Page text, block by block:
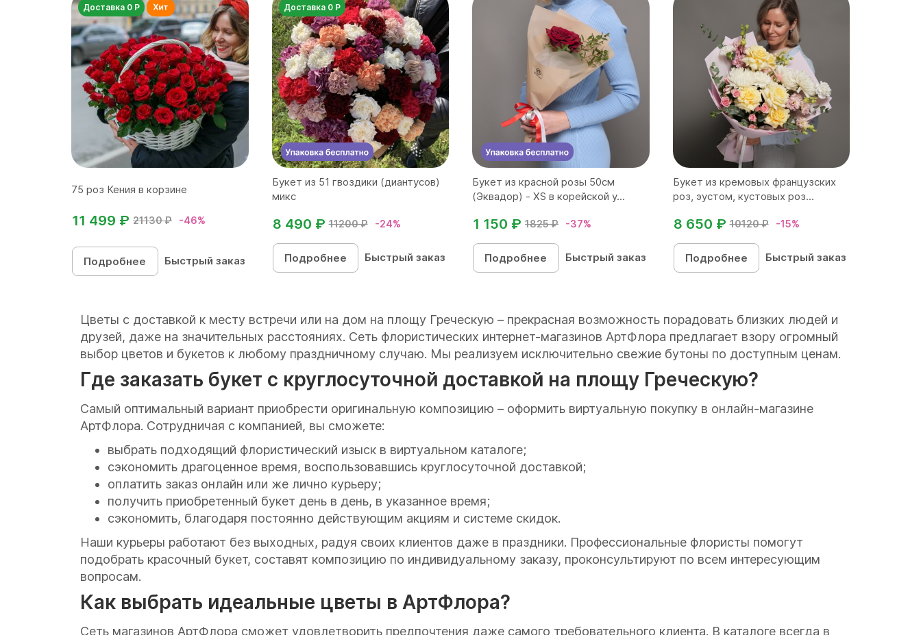
Доставка 0 Р
75 роз Кения в корзине
21130 ₽ -46%
11 499 ₽
Подробнее Быстрый заказ
Доставка 0 Р
Букет из 51 гвоздики (диантусов)
микс
11200 ₽ -24%
8 490 ₽
Подробнее Быстрый заказ
Букет из красной розы 50см
(Эквадор) - XS в корейской у...
1825 ₽ -37%
1 150 ₽
Подробнее Быстрый заказ
Букет из кремовых французских
роз, эустом, кустовых роз...
10120 ₽ -15%
8 650 ₽
Подробнее Быстрый заказ
Цветы с доставкой к месту встречи или на дом на площу Греческую – прекрасная возможность порадовать близких людей и
друзей, даже на значительных расстояниях. Сеть флористических интернет-магазинов АртФлора предлагает взору огромный
выбор цветов и букетов к любому праздничному случаю. Мы реализуем исключительно свежие бутоны по доступным ценам.
Где заказать букет с круглосуточной доставкой на площу Греческую?
Самый оптимальный вариант приобрести оригинальную композицию – оформить виртуальную покупку в онлайн-магазине
АртФлора. Сотрудничая с компанией, вы сможете:
выбрать подходящий флористический изыск в виртуальном каталоге;
сэкономить драгоценное время, воспользовавшись круглосуточной доставкой;
оплатить заказ онлайн или же лично курьеру;
получить приобретенный букет день в день, в указанное время;
сэкономить, благодаря постоянно действующим акциям и системе скидок.
Наши курьеры работают без выходных, радуя своих клиентов даже в праздники. Профессиональные флористы помогут
подобрать красочный букет, составят композицию по индивидуальному заказу, проконсультируют по всем интересующим
вопросам.
Как выбрать идеальные цветы в АртФлора?
Сеть магазинов АртФлора сможет удовлетворить предпочтения даже самого требовательного клиента. В каталоге всегда в